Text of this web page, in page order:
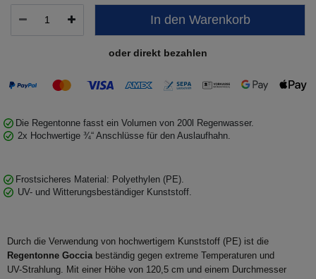
In den Warenkorb
oder direkt bezahlen
Die Regentonne fasst ein Volumen von 200l Regenwasser.
2x Hochwertige ¾“ Anschlüsse für den Auslaufhahn.
Frostsicheres Material: Polyethylen (PE).
UV- und Witterungsbeständiger Kunststoff.
Durch die Verwendung von hochwertigem Kunststoff (PE) ist die
Regentonne Gocciabeständig gegen extreme Temperaturen und
UV-Strahlung. Mit einer Höhe von 120,5 cm und einem Durchmesser